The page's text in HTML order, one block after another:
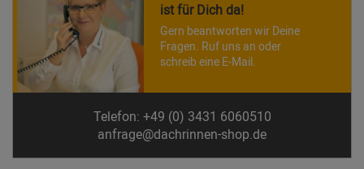
ist für Dich da!
Gern beantworten wir Deine
Fragen. Ruf uns an oder
schreib eine E-Mail.
Telefon: +49 (0) 3431 6060510
anfrage@dachrinnen-shop.de